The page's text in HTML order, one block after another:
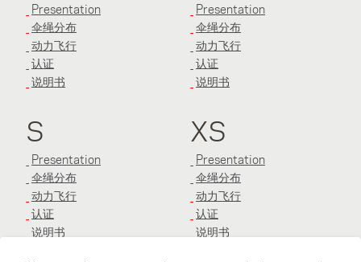
Presentation
伞绳分布
动力飞行
认证
说明书
Presentation
伞绳分布
动力飞行
认证
说明书
S
Presentation
伞绳分布
动力飞行
认证
说明书
XS
Presentation
伞绳分布
动力飞行
认证
说明书